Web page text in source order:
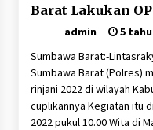
Barat Lakukan
admin
5
Sumbawa Barat:-
Sumbawa Barat (Polres)
rinjani 2022 di wilayah
cuplikannya Kegiatan itu
2022 pukul 10.00 Wita di